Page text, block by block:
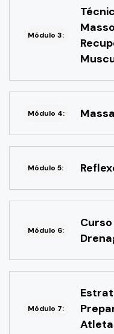
Módulo 3:
Módulo 4:
Módulo 5:
Módulo 6:
Módulo 7: